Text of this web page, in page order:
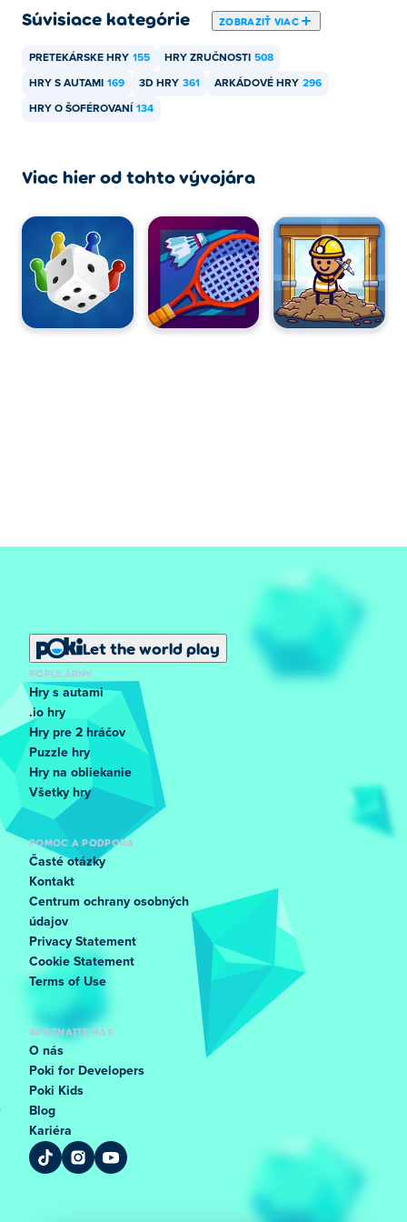
Ako môžem hrať Drift Boss zadarmo?
Drift Boss môžete hrať zadarmo na Poki.
Môžem hrať Drift Boss na mobilných
zariadeniach a stolných počítačoch?
zariadeniach, ako sú telefóny a tablety.
Súvisiace kategórie ZOBRAZIŤ VIAC
PRETEKÁRSKE HRY 155 HRY ZRUČNOSTI 508
HRY S AUTAMI 169 3D HRY 361 ARKÁDOVÉ HRY 296
HRY O ŠOFÉROVANÍ 134
Viac hier od tohto vývojára
Let the world play
POPULÁRNY
Hry s autami
.io hry
Hry pre 2 hráčov
Puzzle hry
Hry na obliekanie
Všetky hry
POMOC A PODPORA
Časté otázky
Kontakt
Centrum ochrany osobných
údajov
Privacy Statement
Cookie Statement
Terms of Use
SPOZNAJTE NÁS
O nás
Poki for Developers
Poki Kids
Blog
Kariéra